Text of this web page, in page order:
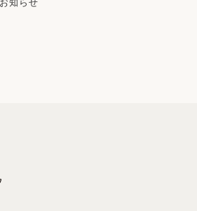
イパークメディカルセンター203
マップ